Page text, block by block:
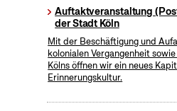
Auftaktveranstaltung
der Stadt Köln
Mit der Beschäftigung und
kolonialen Vergangenheit
Kölns öffnen wir ein neues
Erinnerungskultur.